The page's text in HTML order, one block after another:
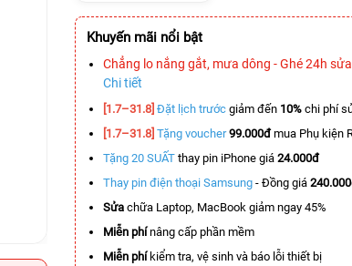
Khuyến mãi nổi bật
Chẳng lo nắng gắt, mưa dông - Ghé 24h
Chi tiết
[1.7–31.8] Đặt lịch trước giảm đến 10% chi phí
[1.7–31.8] Tặng voucher 99.000đmua Phụ kiện
Tặng 20 SUẤT thay pin iPhone giá 24.000đ
Thay pin điện thoại Samsung - Đồng giá
Sửa chữa Laptop, MacBook giảm ngay 45%
Miễn phínâng cấp phần mềm
Miễn phíkiểm tra, vệ sinh và báo lỗi thiết bị